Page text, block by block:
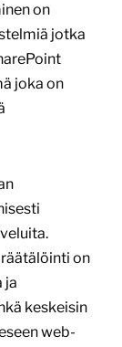
on
jotka
joka on
on
ja
keskeisin
web-